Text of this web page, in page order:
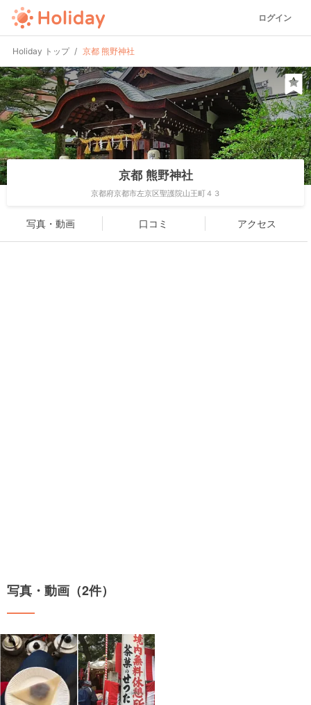
ログイン
Holiday トップ 京都 熊野神社
京都 熊野神社
京都府京都市左京区聖護院山王町４３
写真・動画 口コミ アクセス
写真・動画（2件）